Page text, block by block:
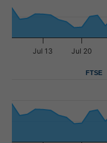
Jul 13 Jul 20
FTSE